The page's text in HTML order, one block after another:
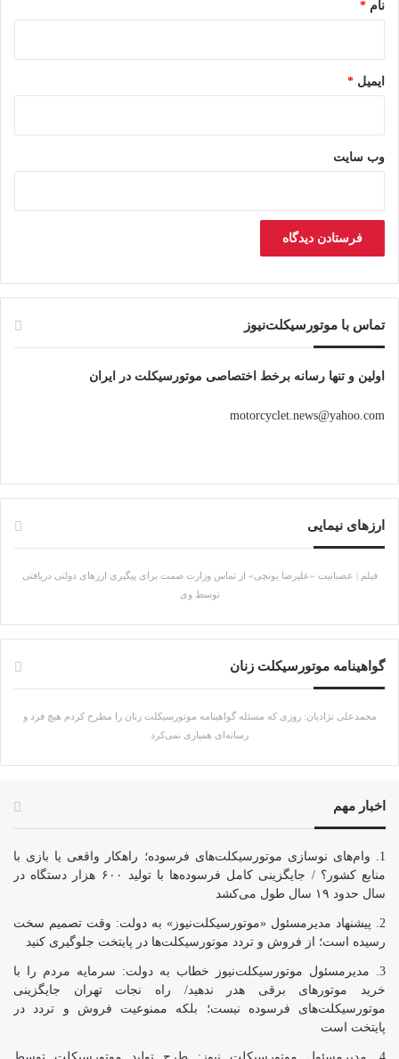
نام *
ایمیل *
وب‌ سایت
تماس با موتورسیکلت‌نیوز
اولین و تنها رسانه برخط اختصاصی موتورسیکلت در ایران
motorcyclet.news@yahoo.com
ارزهای نیمایی
فیلم | عصبانیت «علیرضا یونچی» از تماس وزارت صمت برای پیگیری ارزهای دولتی دریافتی
توسط وی
گواهینامه موتورسیکلت زنان
محمدعلی نژادیان: روزی که مسئله گواهینامه موتورسیکلت زنان را مطرح کردم هیچ فرد و
رسانه‌ای همیاری نمی‌کرد
اخبار مهم
وام‌های نوسازی موتورسیکلت‌های فرسوده؛ راهکار واقعی یا بازی با
منابع کشور؟ / جایگزینی کامل فرسوده‌ها با تولید ۶۰۰ هزار دستگاه در
سال حدود ۱۹ سال طول می‌کشد
پیشنهاد مدیرمسئول «موتورسیکلت‌نیوز» به دولت: وقت تصمیم سخت
رسیده است؛ از فروش و تردد موتورسیکلت‌ها در پایتخت جلوگیری کنید
مدیرمسئول موتورسیکلت‌نیوز خطاب به دولت: سرمایه مردم را با
خرید موتورهای برقی هدر ندهید/ راه نجات تهران جایگزینی
موتورسیکلت‌های فرسوده نیست؛ بلکه ممنوعیت فروش و تردد در
پایتخت است